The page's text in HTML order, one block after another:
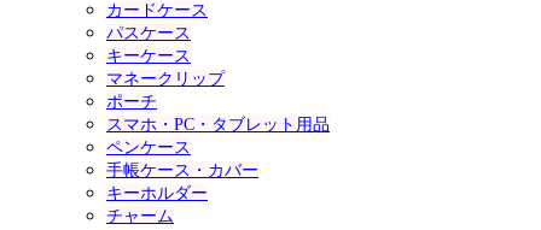
カードケース
パスケース
キーケース
マネークリップ
ポーチ
スマホ・PC・タブレット用品
ペンケース
手帳ケース・カバー
キーホルダー
チャーム